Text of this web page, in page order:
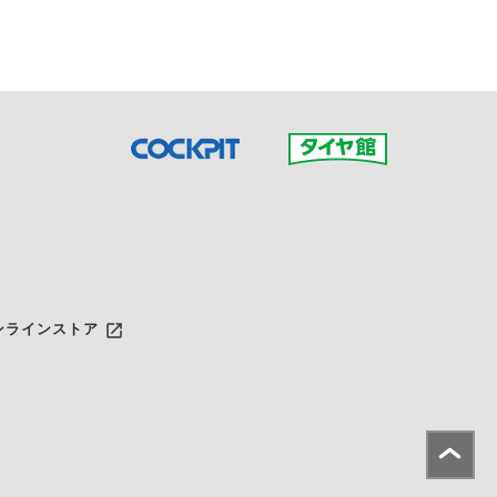
ラインストア launch